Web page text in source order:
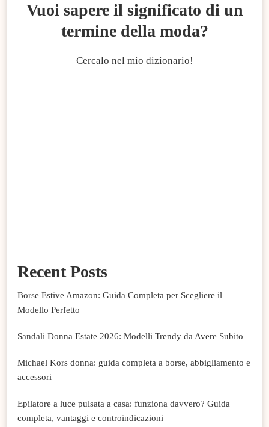
Vuoi sapere il significato di un
termine della moda?
Cercalo nel mio dizionario!
Recent Posts
Borse Estive Amazon: Guida Completa per Scegliere il
Modello Perfetto
Sandali Donna Estate 2026: Modelli Trendy da Avere Subito
Michael Kors donna: guida completa a borse, abbigliamento e
accessori
Epilatore a luce pulsata a casa: funziona davvero? Guida
completa, vantaggi e controindicazioni